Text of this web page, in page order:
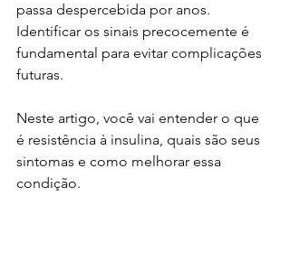
passa despercebida por anos.
Identificar os sinais precocemente é
fundamental para evitar complicações
futuras.
Neste artigo, você vai entender o que
é resistência à insulina, quais são seus
sintomas e como melhorar essa
condição.